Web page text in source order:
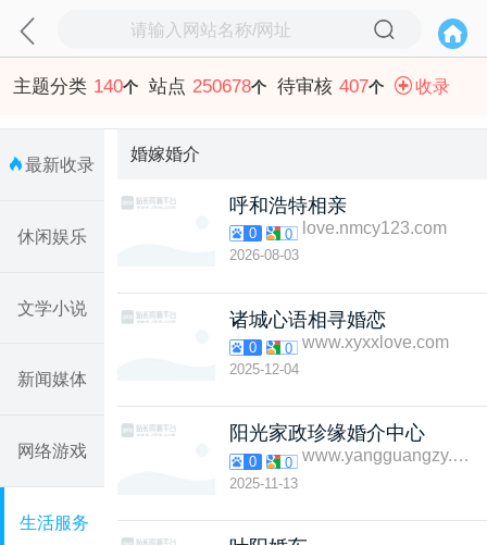
主题分类 140个 站点 250678个 待审核 407个 收录
最新收录
休闲娱乐
文学小说
新闻媒体
网络游戏
生活服务
婚嫁婚介
呼和浩特相亲
0 0 love.nmcy123.com
2026-08-03
诸城心语相寻婚恋
0 0 www.xyxxlove.com
2025-12-04
阳光家政珍缘婚介中心
0 0 www.yangguangzy.com
2025-11-13